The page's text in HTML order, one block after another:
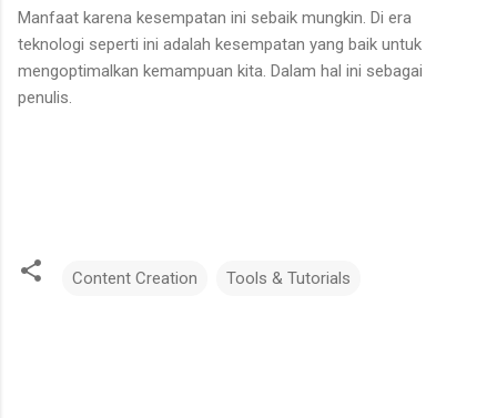
Manfaat karena kesempatan ini sebaik mungkin. Di era
teknologi seperti ini adalah kesempatan yang baik untuk
mengoptimalkan kemampuan kita. Dalam hal ini sebagai
penulis.
Content Creation Tools & Tutorials